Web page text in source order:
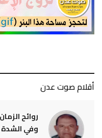
أقلام صوت عدن
وفي الشدة